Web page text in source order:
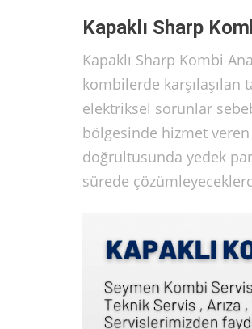
Kapaklı Sharp
Kapaklı Sharp Kombi
kombilerde karşılaşılan
elektriksel sorunlar
bölgesinde hizmet
doğrultusunda yedek
sürede